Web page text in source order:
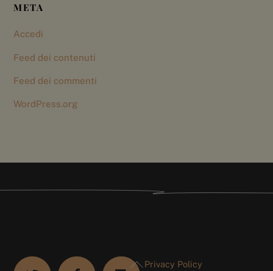
META
Accedi
Feed dei contenuti
Feed dei commenti
WordPress.org
BackPrivacy Policy